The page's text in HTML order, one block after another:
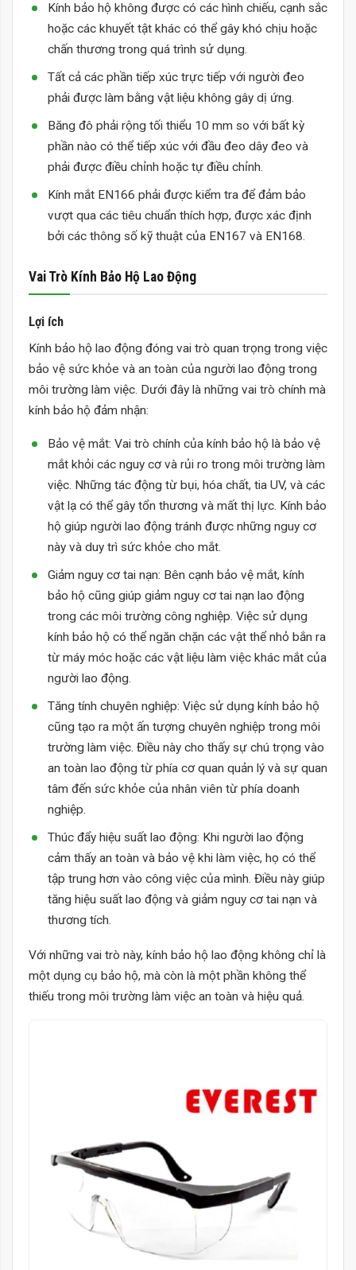
Kính bảo hộ không được có các hình chiếu, cạnh sắc
hoặc các khuyết tật khác có thể gây khó chịu hoặc
chấn thương trong quá trình sử dụng.
Tất cả các phần tiếp xúc trực tiếp với người đeo
phải được làm bằng vật liệu không gây dị ứng.
Băng đô phải rộng tối thiểu 10 mm so với bất kỳ
phần nào có thể tiếp xúc với đầu đeo dây đeo và
phải được điều chỉnh hoặc tự điều chỉnh.
Kính mắt EN166 phải được kiểm tra để đảm bảo
vượt qua các tiêu chuẩn thích hợp, được xác định
bởi các thông số kỹ thuật của EN167 và EN168.
Vai Trò Kính Bảo Hộ Lao Động
Lợi ích
Kính bảo hộ lao động đóng vai trò quan trọng trong việc
bảo vệ sức khỏe và an toàn của người lao động trong
môi trường làm việc. Dưới đây là những vai trò chính mà
kính bảo hộ đảm nhận:
Bảo vệ mắt: Vai trò chính của kính bảo hộ là bảo vệ
mắt khỏi các nguy cơ và rủi ro trong môi trường làm
việc. Những tác động từ bụi, hóa chất, tia UV, và các
vật lạ có thể gây tổn thương và mất thị lực. Kính bảo
hộ giúp người lao động tránh được những nguy cơ
này và duy trì sức khỏe cho mắt.
Giảm nguy cơ tai nạn: Bên cạnh bảo vệ mắt, kính
bảo hộ cũng giúp giảm nguy cơ tai nạn lao động
trong các môi trường công nghiệp. Việc sử dụng
kính bảo hộ có thể ngăn chặn các vật thể nhỏ bắn ra
từ máy móc hoặc các vật liệu làm việc khác mắt của
người lao động.
Tăng tính chuyên nghiệp: Việc sử dụng kính bảo hộ
cũng tạo ra một ấn tượng chuyên nghiệp trong môi
trường làm việc. Điều này cho thấy sự chú trọng vào
an toàn lao động từ phía cơ quan quản lý và sự quan
tâm đến sức khỏe của nhân viên từ phía doanh
nghiệp.
Thúc đẩy hiệu suất lao động: Khi người lao động
cảm thấy an toàn và bảo vệ khi làm việc, họ có thể
tập trung hơn vào công việc của mình. Điều này giúp
tăng hiệu suất lao động và giảm nguy cơ tai nạn và
thương tích.
Với những vai trò này, kính bảo hộ lao động không chỉ là
một dụng cụ bảo hộ, mà còn là một phần không thể
thiếu trong môi trường làm việc an toàn và hiệu quả.